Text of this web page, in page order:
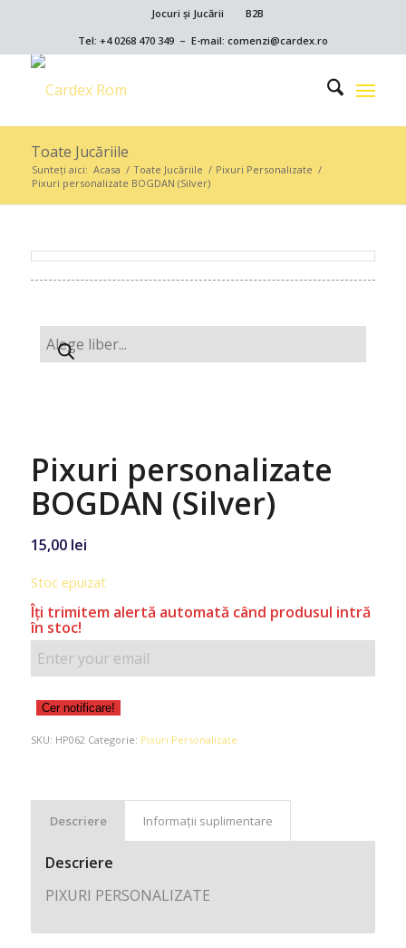
Jocuri și Jucării
B2B
Tel: +4 0268 470 349 – E-mail: comenzi@cardex.ro
Toate Jucăriile
Sunteți aici: Acasa / Toate Jucăriile / Pixuri Personalizate /
Pixuri personalizate BOGDAN (Silver)
Pixuri personalizate
BOGDAN (Silver)
15,00 lei
Stoc epuizat
Îţi trimitem alertă automată când produsul intră
în stoc!
Cer notificare!
SKU: HP062 Categorie: Pixuri Personalizate
Descriere Informații suplimentare
Descriere
PIXURI PERSONALIZATE